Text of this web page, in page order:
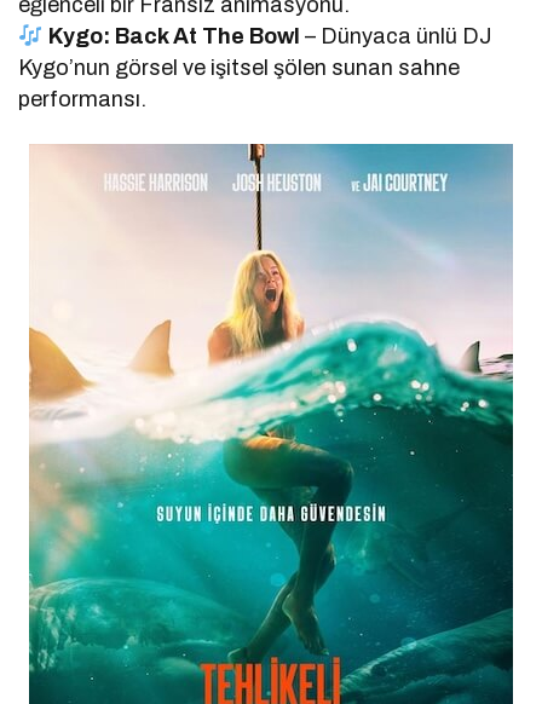
eğlenceli bir Fransız animasyonu.
Kygo: Back At The Bowl – Dünyaca ünlü DJ
Kygo’nun görsel ve işitsel şölen sunan sahne
performansı.